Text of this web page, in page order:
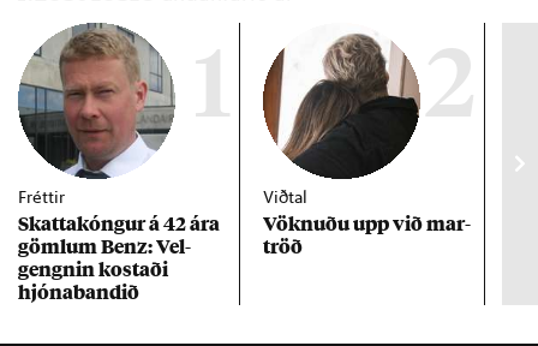
1
Fréttir
Skattakóng­ur á 42 ára
göml­um Benz: Vel­
gengn­in kostaði
hjóna­band­ið
2
Viðtal
Vökn­uðu upp við mar­
tröð